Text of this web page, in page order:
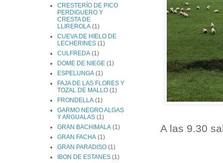
A las 9.30
CRESTERÍO DE PICO
PERDIGUERO Y
CRESTA DE
LLIREROLA (1)
CUEVA DE HIELO DE
LECHERINES (1)
CULFREDA (1)
DOME DE NIEGE (1)
ESPELUNGA (1)
FAJA DE LAS FLORES Y
TOZAL DE MALLO (1)
FRONDELLA (1)
GARMO NEGRO ALGAS
Y ARGUALAS (1)
GRAN BACHIMALA (1)
GRAN FACHA (1)
GRAN PARADISO (1)
IBON DE ESTANES (1)